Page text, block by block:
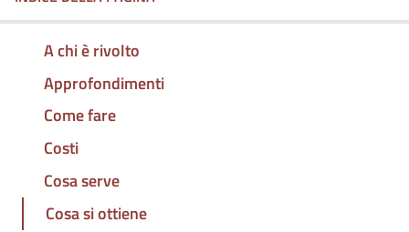
A chi è rivolto
Approfondimenti
Come fare
Costi
Cosa serve
Cosa si ottiene